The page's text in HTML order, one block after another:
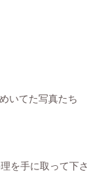
いてた写真たち
を手に取って下さ